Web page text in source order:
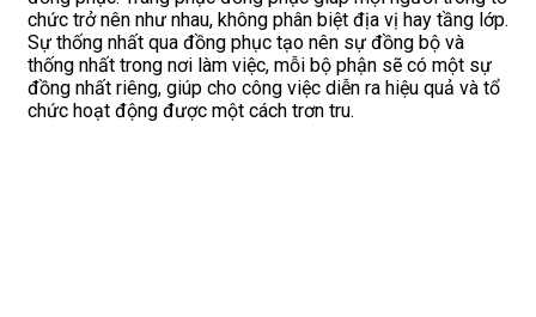
chức trở nên như nhau, không phân biệt địa vị hay tầng lớp.
Sự thống nhất qua đồng phục tạo nên sự đồng bộ và
thống nhất trong nơi làm việc, mỗi bộ phận sẽ có một sự
đồng nhất riêng, giúp cho công việc diễn ra hiệu quả và tổ
chức hoạt động được một cách trơn tru.